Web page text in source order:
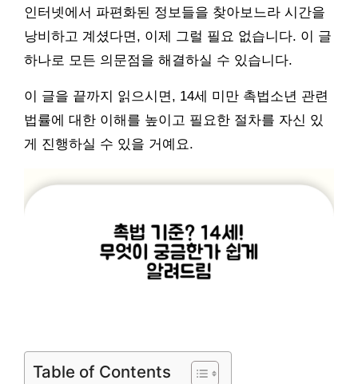
인터넷에서 파편화된 정보들을 찾아보느라 시간을
낭비하고 계셨다면, 이제 그럴 필요 없습니다. 이 글
하나로 모든 의문점을 해결하실 수 있습니다.
이 글을 끝까지 읽으시면, 14세 미만 촉법소년 관련
법률에 대한 이해를 높이고 필요한 절차를 자신 있
게 진행하실 수 있을 거예요.
Table of Contents